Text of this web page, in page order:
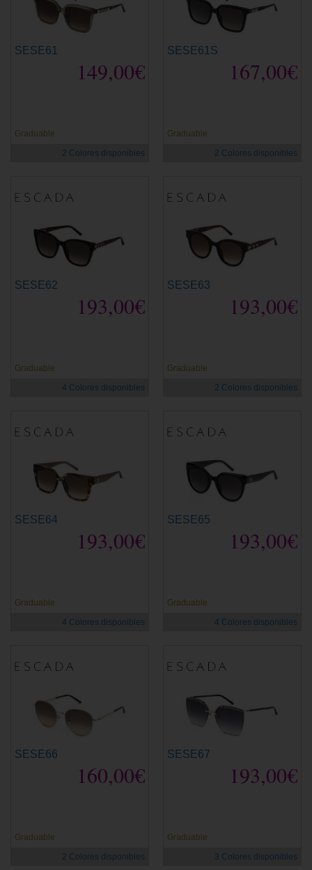
SESE61
149,00€
Graduable
2 Colores disponibles
SESE61S
167,00€
Graduable
2 Colores disponibles
SESE62
193,00€
Graduable
4 Colores disponibles
SESE63
193,00€
Graduable
2 Colores disponibles
SESE64
193,00€
Graduable
4 Colores disponibles
SESE65
193,00€
Graduable
4 Colores disponibles
SESE66
160,00€
Graduable
2 Colores disponibles
SESE67
193,00€
Graduable
3 Colores disponibles